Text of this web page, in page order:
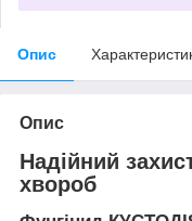
Опис
Опис
Надійний
хвороб